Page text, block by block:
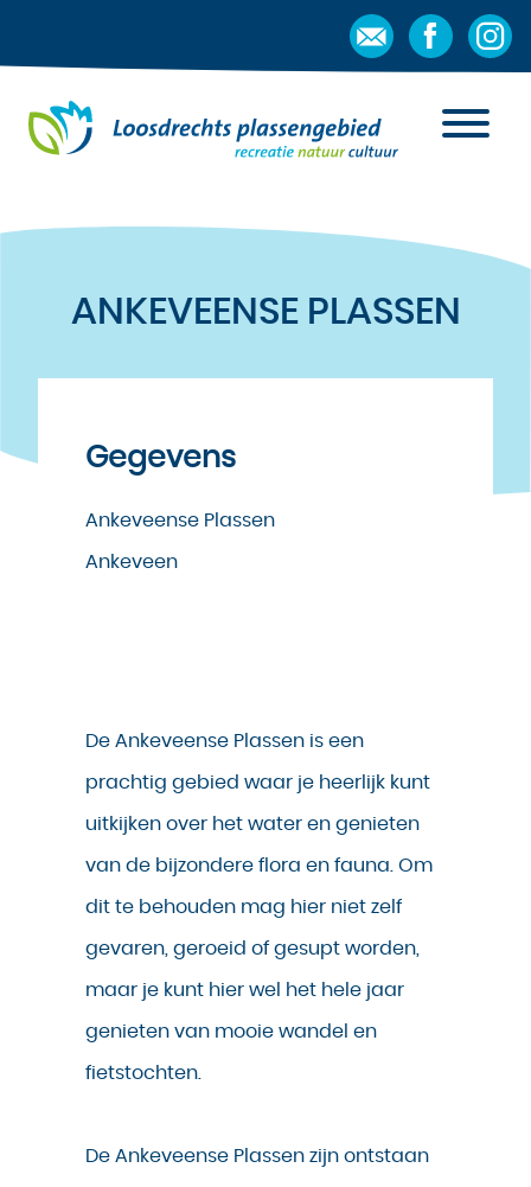
ANKEVEENSE PLASSEN
Gegevens
Ankeveense Plassen
Ankeveen
De Ankeveense Plassen is een
prachtig gebied waar je heerlijk kunt
uitkijken over het water en genieten
van de bijzondere flora en fauna. Om
dit te behouden mag hier niet zelf
gevaren, geroeid of gesupt worden,
maar je kunt hier wel het hele jaar
genieten van mooie wandel en
fietstochten.
De Ankeveense Plassen zijn ontstaan